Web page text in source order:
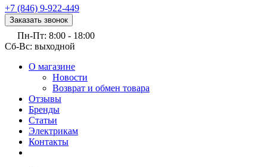
+7 (846) 9-922-449
Заказать звонок
Пн-Пт: 8:00 - 18:00
Сб-Вс: выходной
О магазине
Новости
Возврат и обмен товара
Отзывы
Бренды
Статьи
Электрикам
Контакты